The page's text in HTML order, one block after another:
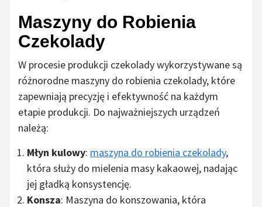
Maszyny do Robienia
Czekolady
W procesie produkcji czekolady wykorzystywane są
różnorodne maszyny do robienia czekolady, które
zapewniają precyzję i efektywność na każdym
etapie produkcji. Do najważniejszych urządzeń
należą:
Młyn kulowy: maszyna do robienia czekolady,
która służy do mielenia masy kakaowej, nadając
jej gładką konsystencję.
Konsza: Maszyna do konszowania, która